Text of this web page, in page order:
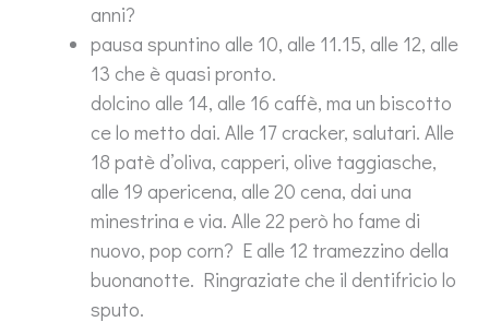
anni?
pausa spuntino alle 10, alle 11.15, alle 12, alle
13 che è quasi pronto.
dolcino alle 14, alle 16 caffè, ma un biscotto
ce lo metto dai. Alle 17 cracker, salutari. Alle
18 patè d’oliva, capperi, olive taggiasche,
alle 19 apericena, alle 20 cena, dai una
minestrina e via. Alle 22 però ho fame di
nuovo, pop corn? E alle 12 tramezzino della
buonanotte. Ringraziate che il dentifricio lo
sputo.